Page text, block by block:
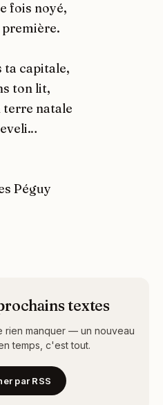
fois noyé,
première.
ta capitale,
ton lit,
terre natale
Péguy
textes
rien manquer — un nouveau
temps, c'est tout.
par RSS